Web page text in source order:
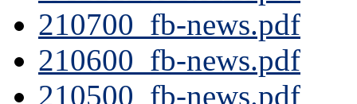
210700_fb-news.pdf
210600_fb-news.pdf
210500_fb-news.pdf